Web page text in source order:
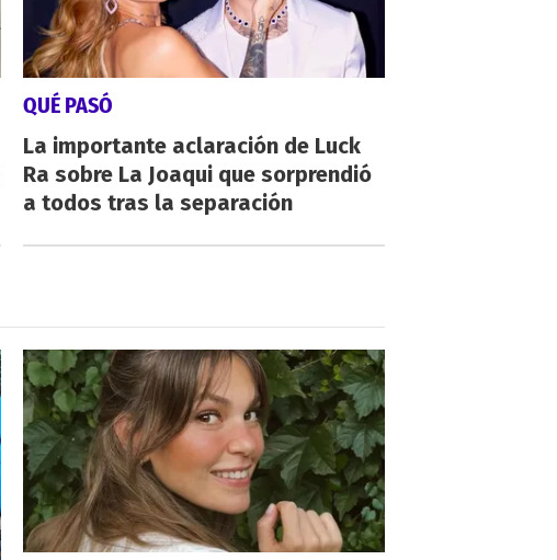
QUÉ PASÓ
La importante aclaración de Luck
Ra sobre La Joaqui que sorprendió
a todos tras la separación